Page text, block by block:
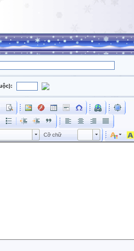
Cỡ chữ Kích cỡ phông